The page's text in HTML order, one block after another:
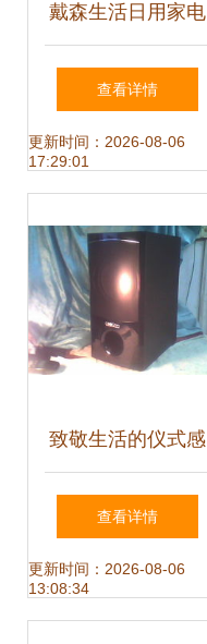
戴森生活日用家电
价格一览 2025年
最新报价大全
查看详情
更新时间：2026-08-06
17:29:01
致敬生活的仪式感
日用品、家具与家
电的温情奏鸣
查看详情
更新时间：2026-08-06
13:08:34